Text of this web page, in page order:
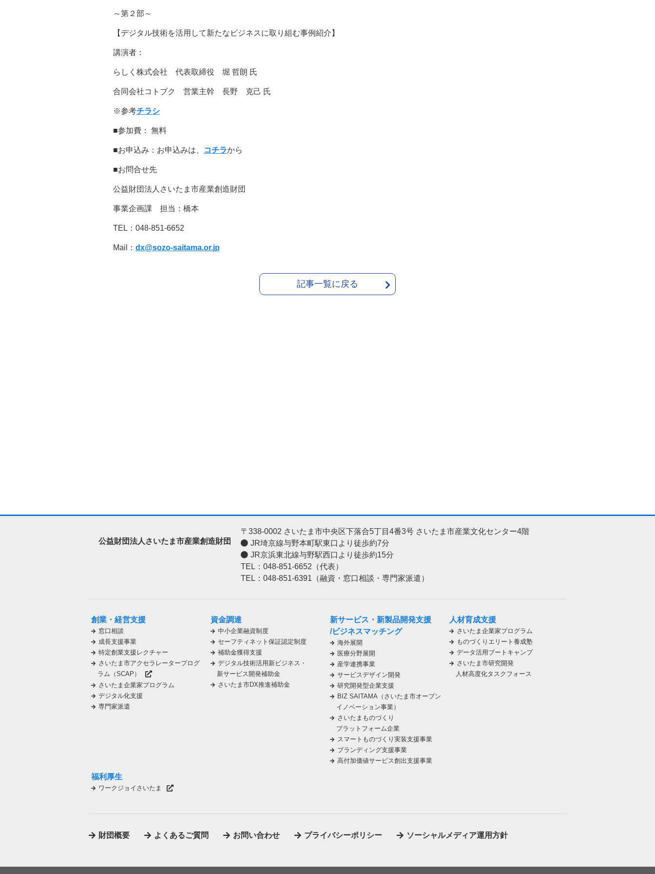
～第２部～
【デジタル技術を活用して新たなビジネスに取り組む事例紹介】
講演者：
らしく株式会社 代表取締役 堀 哲朗 氏
合同会社コトブク 営業主幹 長野 克己 氏
※参考チラシ
■参加費： 無料
■お申込み：お申込みは、 コチラから
■お問合せ先
公益財団法人さいたま市産業創造財団
事業企画課 担当：橋本
TEL：048-851-6652
Mail： dx@sozo-saitama.or.jp
記事一覧に戻る
公益財団法人さいたま市産業創造財団
〒338-0002 さいたま市中央区下落合5丁目4番3号 さいたま市産業文化センター4階
JR埼京線与野本町駅東口より徒歩約7分
JR京浜東北線与野駅西口より徒歩約15分
TEL：048-851-6652（代表）
TEL：048-851-6391（融資・窓口相談・専門家派遣）
創業・経営支援
窓口相談
成長支援事業
特定創業支援レクチャー
さいたま市アクセラレータープログ
ラム（SCAP）
さいたま企業家プログラム
デジタル化支援
専門家派遣
資金調達
中小企業融資制度
セーフティネット保証認定制度
補助金獲得支援
デジタル技術活用新ビジネス・
新サービス開発補助金
さいたま市DX推進補助金
新サービス・新製品開発支援
/ビジネスマッチング
海外展開
医療分野展開
産学連携事業
サービスデザイン開発
研究開発型企業支援
BIZ SAITAMA（さいたま市オープン
イノベーション事業）
さいたまものづくり
プラットフォーム企業
スマートものづくり実装支援事業
ブランディング支援事業
高付加価値サービス創出支援事業
人材育成支援
さいたま企業家プログラム
ものづくりエリート養成塾
データ活用ブートキャンプ
さいたま市研究開発
人材高度化タスクフォース
福利厚生
ワークジョイさいたま
財団概要 よくあるご質問 お問い合わせ プライバシーポリシー ソーシャルメディア運用方針